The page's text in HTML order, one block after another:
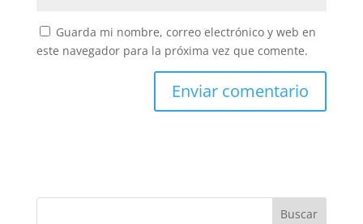
Guarda mi nombre, correo electrónico y web en
este navegador para la próxima vez que comente.